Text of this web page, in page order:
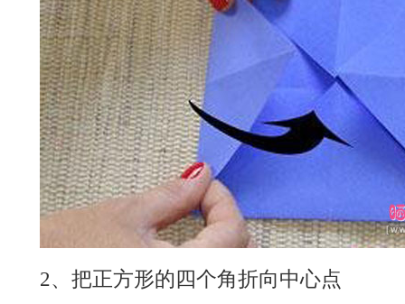
2、把正方形的四个角折向中心点